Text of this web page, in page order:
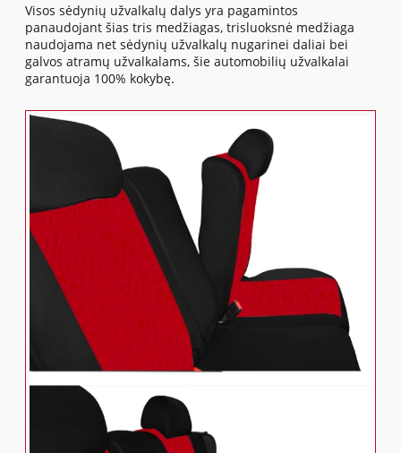
Visos sėdynių užvalkalų dalys yra pagamintos
panaudojant šias tris medžiagas, trisluoksnė medžiaga
naudojama net sėdynių užvalkalų nugarinei daliai bei
galvos atramų užvalkalams, šie automobilių užvalkalai
garantuoja 100% kokybę.